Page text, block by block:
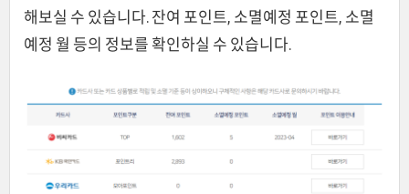
해보실 수 있습니다. 잔여 포인트, 소멸예정 포인트, 소멸
예정 월 등의 정보를 확인하실 수 있습니다.